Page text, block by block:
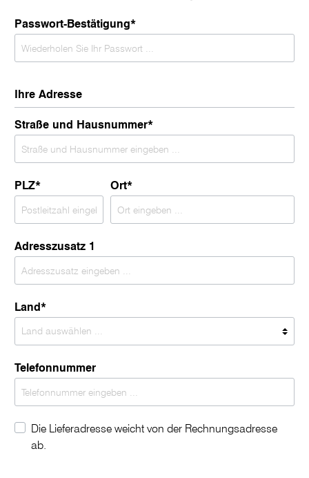
Passwort-Bestätigung*
Ihre Adresse
Straße und Hausnummer*
PLZ* Ort*
Adresszusatz 1
Land*
Telefonnummer
Die Lieferadresse weicht von der Rechnungsadresse
ab.